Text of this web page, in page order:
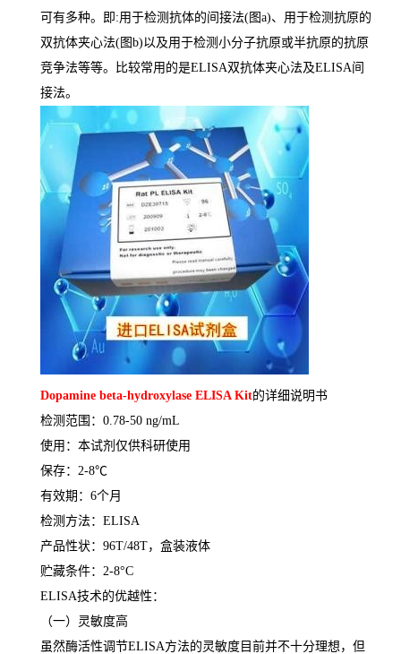
可有多种。即:用于检测抗体的间接法(图a)、用于检测抗原的
双抗体夹心法(图b)以及用于检测小分子抗原或半抗原的抗原
竞争法等等。比较常用的是ELISA双抗体夹心法及ELISA间
接法。
Dopamine beta-hydroxylase ELISA Kit的详细说明书
检测范围： 0.78-50 ng/mL
使用：本试剂仅供科研使用
保存： 2-8℃
有效期： 6个月
检测方法： ELISA
产品性状： 96T/48T，盒装液体
贮藏条件： 2-8°C
ELISA技术的优越性：
（一）灵敏度高
虽然酶活性调节ELISA方法的灵敏度目前并不十分理想，但